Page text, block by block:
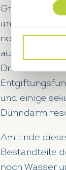
Grössere
und dann ins
noch
aufgenommen
Drüse und
und einige
Dünndarm
Am Ende
Bestandteile
noch Wasser